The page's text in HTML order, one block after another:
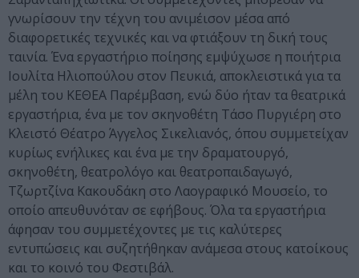
γνωρίσουν την τέχνη του ανιμέισον μέσα από
διαφορετικές τεχνικές και να φτιάξουν τη δική τους
ταινία. Ένα εργαστήριο ποίησης εμψύχωσε η ποιήτρια
Ιουλίτα Ηλιοπούλου στον Πευκιά, αποκλειστικά για τα
μέλη του ΚΕΘΕΑ Παρέμβαση, ενώ δύο ήταν τα θεατρικά
εργαστήρια, ένα με τον σκηνοθέτη Τάσο Πυργιέρη στο
Κλειστό Θέατρο Άγγελος Σικελιανός, όπου συμμετείχαν
κυρίως ενήλικες και ένα με την δραματουργό,
σκηνοθέτη, θεατρολόγο και θεατροπαιδαγωγό,
Τζωρτζίνα Κακουδάκη στο Λαογραφικό Μουσείο, το
οποίο απευθυνόταν σε εφήβους. Όλα τα εργαστήρια
άφησαν του συμμετέχοντες με τις καλύτερες
εντυπώσεις και συζητήθηκαν ανάμεσα στους κατοίκους
και το κοινό του Φεστιβάλ.